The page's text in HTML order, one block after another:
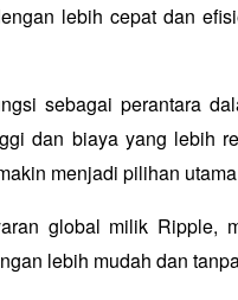
lebih cepat dan
sebagai perantara
dan biaya yang lebih
menjadi pilihan
global milik Ripple,
lebih mudah dan